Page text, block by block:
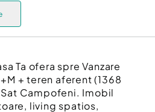
Ta ofera spre Vanzare
+ teren aferent (1368
Campofeni. Imobil
living spatios,